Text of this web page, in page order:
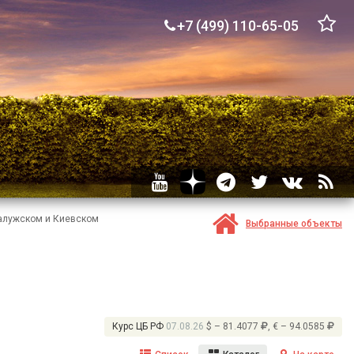
+7 (499) 110-65-05
и Киевском
Выбранные объекты
Курс ЦБ РФ 07.08.26 $ – 81.4077 , € – 94.0585